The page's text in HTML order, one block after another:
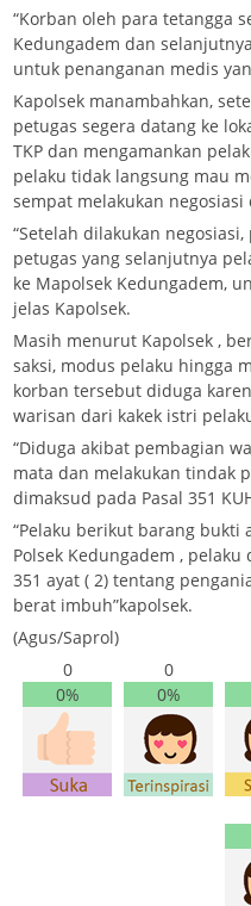
“Korban oleh para tetangga
Kedungadem dan
untuk penanganan medis
Kapolsek manambahkan,
petugas segera datang ke
TKP dan mengamankan
pelaku tidak langsung mau
sempat melakukan negosiasi
“Setelah dilakukan
petugas yang selanjutnya
ke Mapolsek Kedungadem,
jelas Kapolsek.
Masih menurut Kapolsek ,
saksi, modus pelaku hingga
korban tersebut diduga
warisan dari kakek istri
“Diduga akibat pembagian
mata dan melakukan tindak
dimaksud pada Pasal 351
“Pelaku berikut barang bukti
Polsek Kedungadem ,
351 ayat ( 2) tentang
berat imbuh”kapolsek.
(Agus/Saprol)
0
0%
0
0%